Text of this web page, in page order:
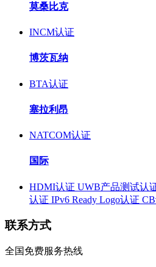
莫桑比克
INCM认证
博茨瓦纳
BTA认证
塞拉利昂
NATCOM认证
国际
HDMI认证 UWB产品测试认
认证 IPv6 Ready Logo认证
联系方式
全国免费服务热线